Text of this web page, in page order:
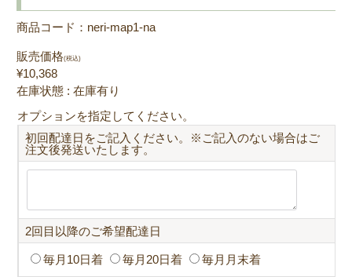
商品コード：neri-map1-na
販売価格(税込)
¥10,368
在庫状態 : 在庫有り
オプションを指定してください。
初回配達日をご記入ください。※ご記入のない場合はご
注文後発送いたします。
2回目以降のご希望配達日
毎月10日着 毎月20日着 毎月月末着